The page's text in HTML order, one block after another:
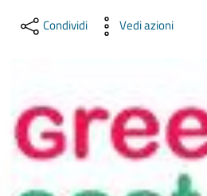
e
Innovazione
Internazionalizzazione
delle
Imprese
Condividi Vedi azioni